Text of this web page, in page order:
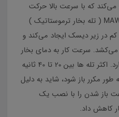
می‌کند که با سرعت بالا حرکت
می‌کند. تراپ ترموستاتیک MAW ( تله بخار ترموستاتیک )
کم در زیر دیسک ایجاد می‌کند و
سرعت کار به دمای بخار
و شرایط محیطی بستگی دارد. اکثر تله ها بین 20 تا 40 ثانیه
مکرر باز شود، شاید به دلیل
باز شدن را با نصب یک
کاهش داد.